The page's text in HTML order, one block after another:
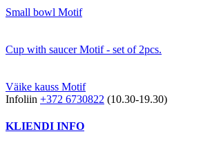
Small bowl Motif
Cup with saucer Motif - set of 2pcs.
Väike kauss Motif
Infoliin +372 6730822 (10.30-19.30)
KLIENDI INFO